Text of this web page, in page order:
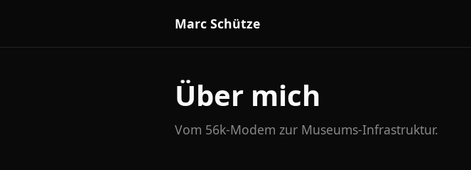
Marc Schütze
Über mich
Vom 56k-Modem zur Museums-Infrastruktur.